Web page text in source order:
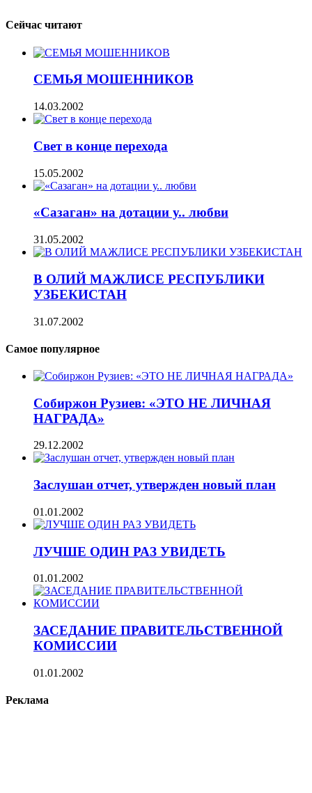
Сейчас читают
СЕМЬЯ МОШЕННИКОВ
14.03.2002
Свет в конце перехода
15.05.2002
«Сазаган» на дотации у.. любви
31.05.2002
В ОЛИЙ МАЖЛИСЕ РЕСПУБЛИКИ
УЗБЕКИСТАН
31.07.2002
Самое популярное
Собиржон Рузиев: «ЭТО НЕ ЛИЧНАЯ
НАГРАДА»
29.12.2002
Заслушан отчет, утвержден новый план
01.01.2002
ЛУЧШЕ ОДИН РАЗ УВИДЕТЬ
01.01.2002
ЗАСЕДАНИЕ ПРАВИТЕЛЬСТВЕННОЙ
КОМИССИИ
01.01.2002
Реклама